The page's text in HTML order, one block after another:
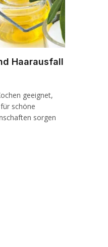
Haarausfall
geeignet,
schöne
sorgen